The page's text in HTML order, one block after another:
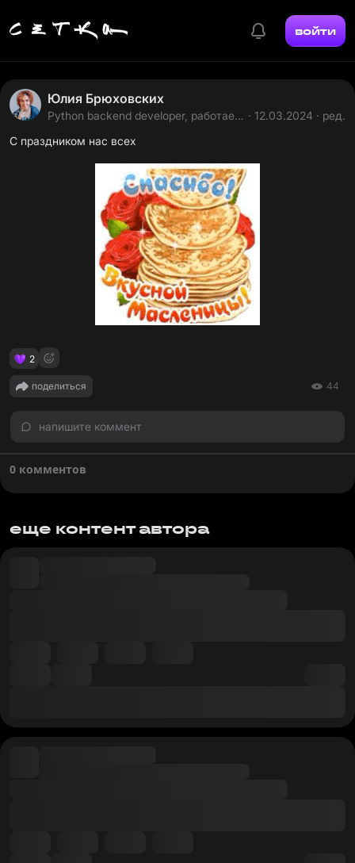
войти
Юлия Брюховских
Python backend developer, работает
· 12.03.2024 · ред.
С праздником нас всех
2
поделиться 44
напишите коммент
0 комментов
еще контент автора